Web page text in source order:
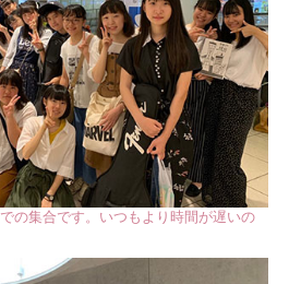
の集合です。いつもより時間が遅いの